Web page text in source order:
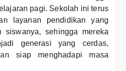
pagi. Sekolah ini terus
layanan pendidikan yang
siswanya, sehingga mereka
generasi yang cerdas,
siap menghadapi masa